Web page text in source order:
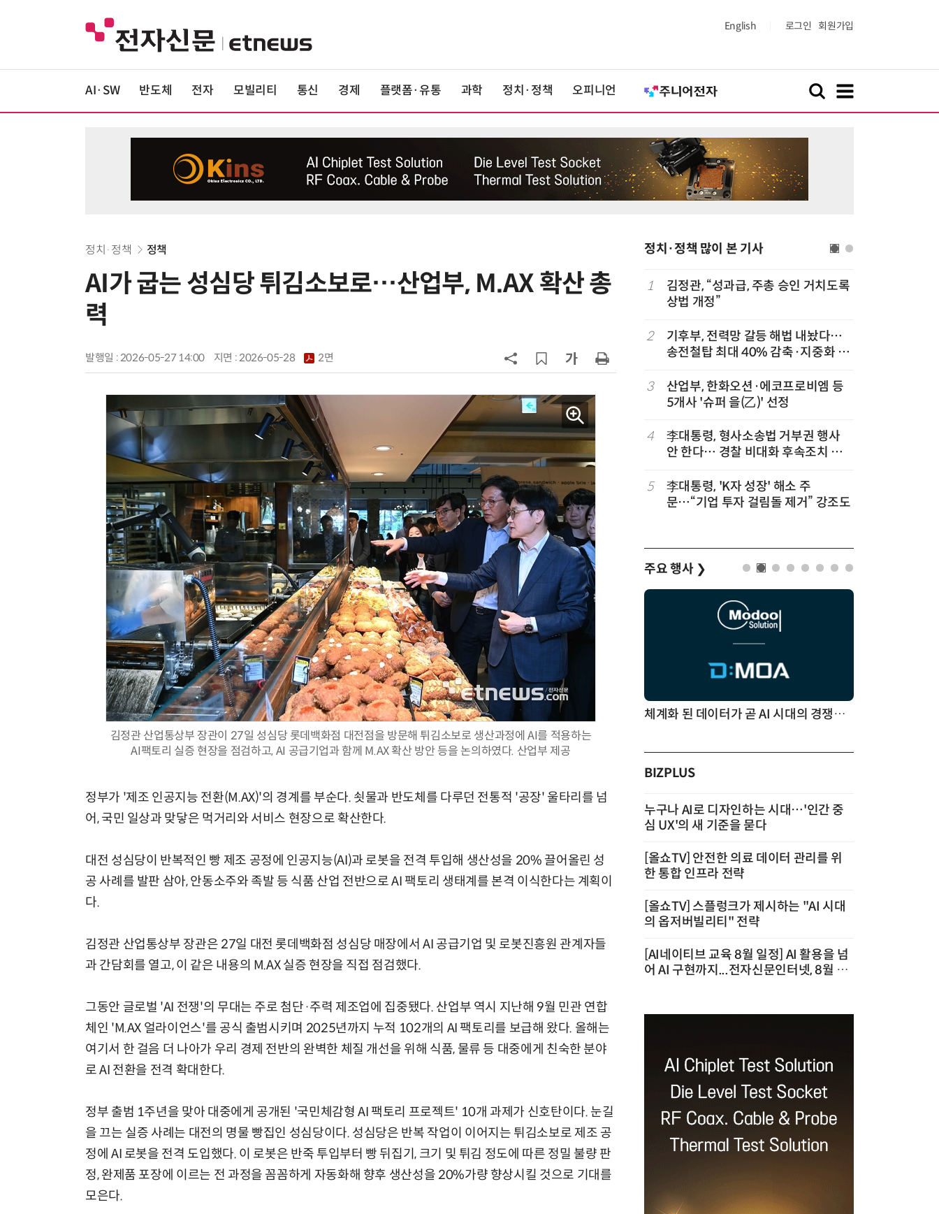
English 로그인 회원가입
AI·SW 반도체 전자 모빌리티 통신 경제 플랫폼·유통 과학 정치·정책 오피니언
정치·정책 정책
AI가 굽는 성심당 튀김소보로…산업부, M.AX 확산 총
력
발행일 : 2026-05-27 14:00 지면 :2026-05-28 2면
김정관 산업통상부 장관이 27일 성심당 롯데백화점 대전점을 방문해 튀김소보로 생산과정에 AI를 적용하는
AI팩토리 실증 현장을 점검하고, AI 공급기업과 함께 M.AX 확산 방안 등을 논의하였다. 산업부 제공
정부가 '제조 인공지능 전환(M.AX)'의 경계를 부순다. 쇳물과 반도체를 다루던 전통적 '공장' 울타리를 넘
어, 국민 일상과 맞닿은 먹거리와 서비스 현장으로 확산한다.
대전 성심당이 반복적인 빵 제조 공정에 인공지능(AI)과 로봇을 전격 투입해 생산성을 20% 끌어올린 성
공 사례를 발판 삼아, 안동소주와 족발 등 식품 산업 전반으로 AI 팩토리 생태계를 본격 이식한다는 계획이
다.
김정관 산업통상부 장관은 27일 대전 롯데백화점 성심당 매장에서 AI 공급기업 및 로봇진흥원 관계자들
과 간담회를 열고, 이 같은 내용의 M.AX 실증 현장을 직접 점검했다.
그동안 글로벌 'AI 전쟁'의 무대는 주로 첨단·주력 제조업에 집중됐다. 산업부 역시 지난해 9월 민관 연합
체인 'M.AX 얼라이언스'를 공식 출범시키며 2025년까지 누적 102개의 AI 팩토리를 보급해 왔다. 올해는
여기서 한 걸음 더 나아가 우리 경제 전반의 완벽한 체질 개선을 위해 식품, 물류 등 대중에게 친숙한 분야
로 AI 전환을 전격 확대한다.
정부 출범 1주년을 맞아 대중에게 공개된 '국민체감형 AI 팩토리 프로젝트' 10개 과제가 신호탄이다. 눈길
을 끄는 실증 사례는 대전의 명물 빵집인 성심당이다. 성심당은 반복 작업이 이어지는 튀김소보로 제조 공
정에 AI 로봇을 전격 도입했다. 이 로봇은 반죽 투입부터 빵 뒤집기, 크기 및 튀김 정도에 따른 정밀 불량 판
정, 완제품 포장에 이르는 전 과정을 꼼꼼하게 자동화해 향후 생산성을 20%가량 향상시킬 것으로 기대를
모은다.
정치·정책 많이 본 기사
6
[사설] 차세대 전력반도체 R&D, 참
동계·소상공인 이의 모두 기각
메가프로젝트 속도전…'산업자원안
보기금' 신설해 공급망 사수
돌려차기 피해자 불러 놓고 “돌려차
기 한번 해라”…선 넘은 친한계
10 정점식 “김용범 이미 한국경제 빌
런…李 대통령, 경질 결단해야”
1
김정관, “성과급, 주총 승인 거치도록
상법 개정”
2
기후부, 전력망 갈등 해법 내놨다…
송전철탑 최대 40% 감축·지중화 확
3
산업부, 한화오션·에코프로비엠 등
5개사 '슈퍼 을(乙)' 선정
4
李대통령, 형사소송법 거부권 행사
안 한다… 경찰 비대화 후속조치 점
5
李대통령, 'K자 성장' 해소 주
문…“기업 투자 걸림돌 제거” 강조도
주요 행사 ❯
AI Native Enterprise를 지원하는 AI Ready Data 플랫폼 활용 전략 체계화 된 데이터가 곧 AI 시대의 경쟁력이다
BIZPLUS
누구나 AI로 디자인하는 시대…'인간 중
심 UX'의 새 기준을 묻다
[올쇼TV] 안전한 의료 데이터 관리를 위
한 통합 인프라 전략
[올쇼TV] 스플렁크가 제시하는 "AI 시대
의 옵저버빌리티" 전략
[AI네이티브 교육 8월 일정] AI 활용을 넘
어 AI 구현까지...전자신문인터넷, 8월 실